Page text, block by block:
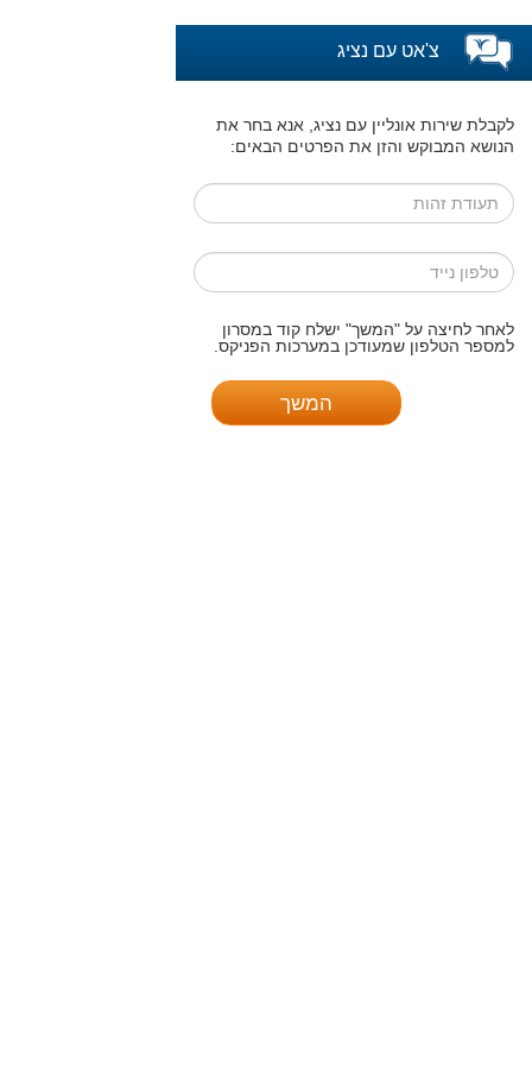
צ'אט עם נציג
לקבלת שירות אונליין עם נציג, אנא בחר את
הנושא המבוקש והזן את הפרטים הבאים:
לאחר לחיצה על "המשך" ישלח קוד במסרון
למספר הטלפון שמעודכן במערכות הפניקס.